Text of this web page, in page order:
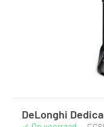
DeLonghi